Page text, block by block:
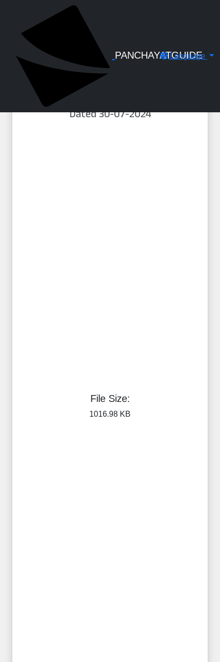
PANCHAYATGUIDE
Language
തദ്ദേശസ്വയംഭരണ
സ്ഥാപനങ്ങളിൽ ഈടാക്കുന്ന
നിലവിലുള്ള കെട്ടിട നിർമ്മാണ
പെർമ്മിറ്റ് ഫീസ്, അപേക്ഷ ഫീസ്,
സ്ക്രുട്ട്നി ഫീസ് എന്നിവ 01-08-
2024 മുതൽ പ്രബല്യത്തിൽ കുറവ്
വരുത്തി - G.O(MS)No.97/2024/LSGD
Dated 30-07-2024
File Size:
1016.98 KB